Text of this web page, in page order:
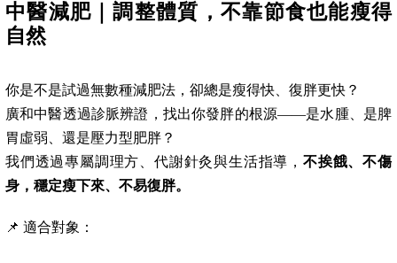
中醫減肥｜調整體質，不靠節食也能瘦得
自然
你是不是試過無數種減肥法，卻總是瘦得快、復胖更快？
廣和中醫透過診脈辨證，找出你發胖的根源——是水腫、是脾
胃虛弱、還是壓力型肥胖？
我們透過專屬調理方、代謝針灸與生活指導， 不挨餓、不傷
身，穩定瘦下來、不易復胖。
📌 適合對象：